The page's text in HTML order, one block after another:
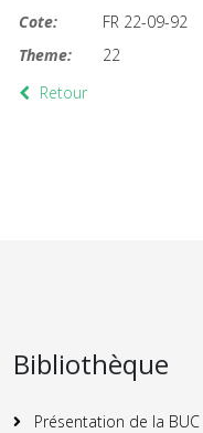
Cote:
FR 22-09-92
Theme:
22
Retour
Bibliothèque
Présentation de la BUC